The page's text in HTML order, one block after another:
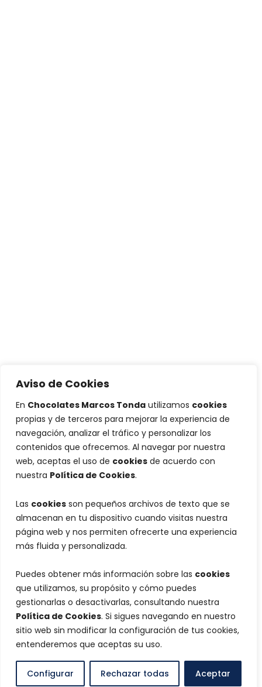
Aviso de Cookies
En Chocolates Marcos Tonda utilizamos cookies
propias y de terceros para mejorar la experiencia de
navegación, analizar el tráfico y personalizar los
contenidos que ofrecemos. Al navegar por nuestra
web, aceptas el uso de cookies de acuerdo con
nuestra Política de Cookies.
Las cookies son pequeños archivos de texto que se
almacenan en tu dispositivo cuando visitas nuestra
página web y nos permiten ofrecerte una experiencia
más fluida y personalizada.
Puedes obtener más información sobre las cookies
que utilizamos, su propósito y cómo puedes
gestionarlas o desactivarlas, consultando nuestra
Política de Cookies. Si sigues navegando en nuestro
sitio web sin modificar la configuración de tus cookies,
entenderemos que aceptas su uso.
Configurar Rechazar todas Aceptar